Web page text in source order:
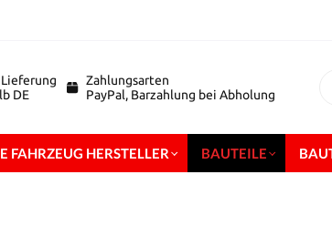
DE
Zahlungsarten
PayPal, Barzahlung bei Abholung
FAHRZEUG HERSTELLER BAUTEILE